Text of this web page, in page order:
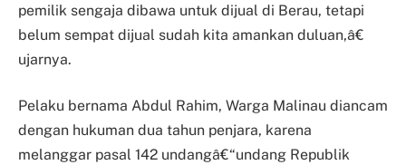
pemilik sengaja dibawa untuk dijual di Berau, tetapi
belum sempat dijual sudah kita amankan duluan,â€
ujarnya.
Pelaku bernama Abdul Rahim, Warga Malinau diancam
dengan hukuman dua tahun penjara, karena
melanggar pasal 142 undangâ€“undang Republik